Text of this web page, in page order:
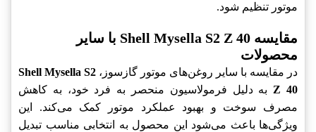
موتور تنظیم شود.
مقایسه Shell Mysella S2 Z 40 با سایر
محصولات
در مقایسه با سایر روغن‌های موتور گازسوز، Shell Mysella S2
Z 40 به دلیل فرمولاسیون منحصر به فرد خود، به کاهش
مصرف سوخت و بهبود عملکرد موتور کمک می‌کند. این
ویژگی‌ها باعث می‌شود این محصول به انتخابی مناسب تبدیل